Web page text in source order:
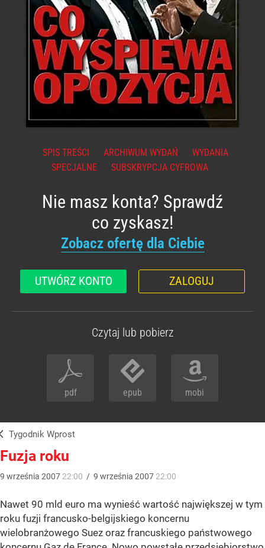
SPIS TREŚCI ARCHIWUM WYDAŃ
WYDANIA
SPECJALNE
SUBSKRYPCJA CYFROWA
Nie masz konta? Sprawdź
co zyskasz!
Zobacz ofertę dla Ciebie
UTWÓRZ KONTO ZALOGUJ
Czytaj lub pobierz
pdf epub mobi
Tygodnik Wprost
Fuzja roku
9 września 2007 22:00 / 9 września 2007 22:00
Nawet 90 mld euro ma wynieść wartość największej w tym
roku fuzji francusko-belgijskiego koncernu
wielobranżowego Suez oraz francuskiego państwowego